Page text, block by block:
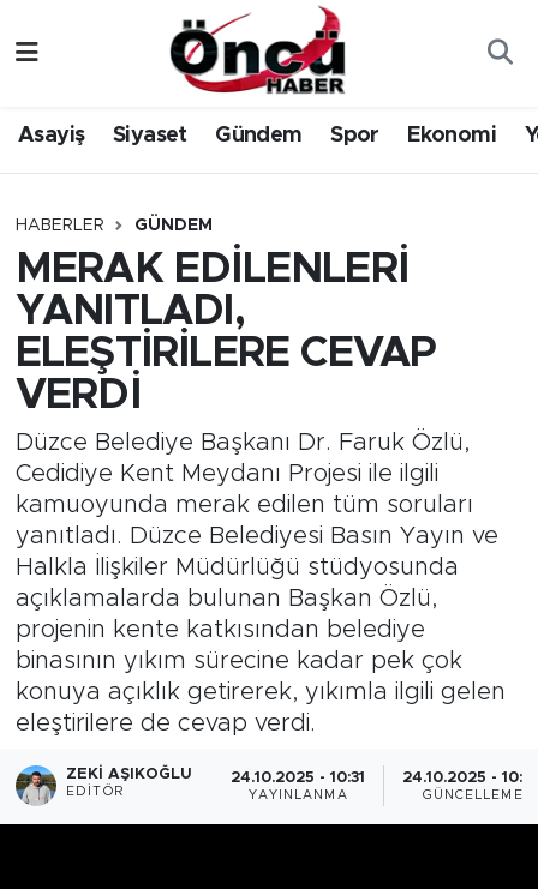
Asayiş Siyaset Gündem Spor Ekonomi
HABERLER GÜNDEM
MERAK EDİLENLERİ
YANITLADI,
ELEŞTİRİLERE CEVAP
VERDİ
Düzce Belediye Başkanı Dr. Faruk Özlü,
Cedidiye Kent Meydanı Projesi ile ilgili
kamuoyunda merak edilen tüm soruları
yanıtladı. Düzce Belediyesi Basın Yayın ve
Halkla İlişkiler Müdürlüğü stüdyosunda
açıklamalarda bulunan Başkan Özlü,
projenin kente katkısından belediye
binasının yıkım sürecine kadar pek çok
konuya açıklık getirerek, yıkımla ilgili gelen
eleştirilere de cevap verdi.
ZEKI AŞIKOĞLU
EDITÖR
24.10.2025 - 10:31
YAYINLANMA
24.10.2025 -
GÜNCELLEME
Gündem
Sağlık & Çevre
Spor
Siyaset
Yerel Haber
Öncü Radyo Dinle
Öncü TV İzle
Düzce Nöbetçi Eczaneler
Düzce Hava Durumu
Düzce Namaz Vakitleri
Düzce Trafik Yoğunluk Haritası
Süper Lig Puan Durumu ve Fikstür
Tüm Manşetler
Son Dakika Haberleri
Haber Arşivi